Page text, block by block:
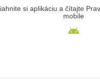
si aplikáciu a čítajte
mobile